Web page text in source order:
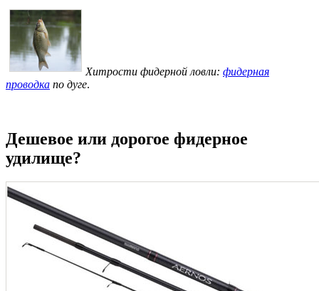
Хитрости фидерной ловли: фидерная
проводка по дуге.
Дешевое или дорогое фидерное
удилище?